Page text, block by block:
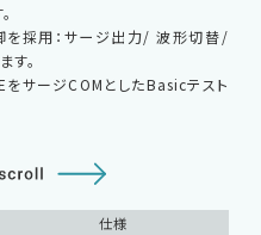
。
サージCOMとしたBasicテスト
仕様